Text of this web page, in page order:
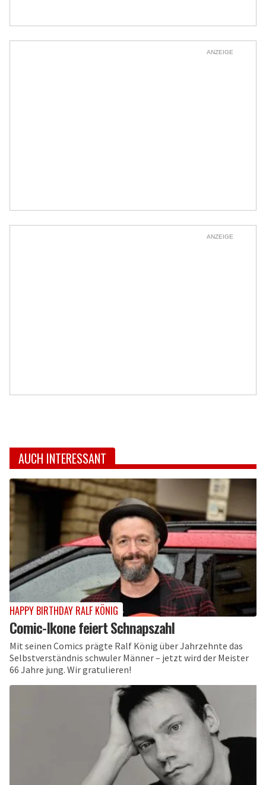
ANZEIGE
ANZEIGE
AUCH INTERESSANT
HAPPY BIRTHDAY RALF KÖNIG
Comic-Ikone feiert Schnapszahl
Mit seinen Comics prägte Ralf König über Jahrzehnte das
Selbstverständnis schwuler Männer – jetzt wird der Meister
66 Jahre jung. Wir gratulieren!